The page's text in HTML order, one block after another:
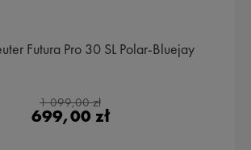
Futura Pro 30 SL Polar-Bluejay
1 099,00 zł
699,00 zł